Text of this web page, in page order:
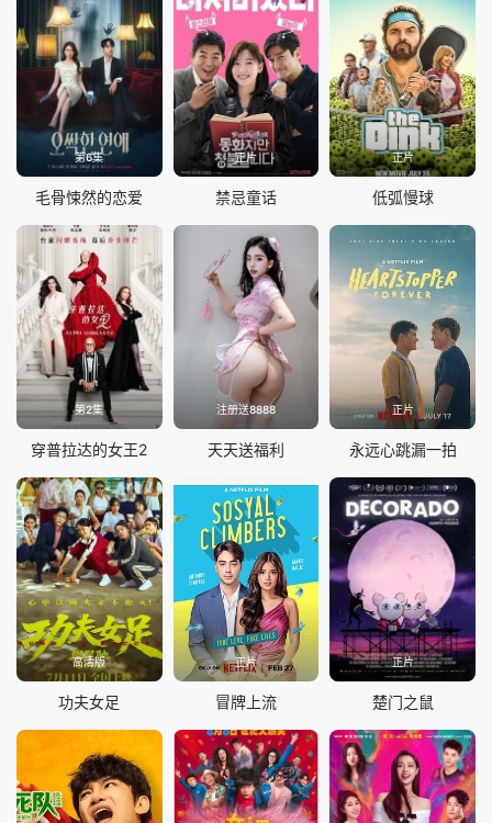
第6集
毛骨悚然的恋爱
正片
禁忌童话
正片
低弧慢球
第2集
穿普拉达的女王2
注册送8888
天天送福利
正片
永远心跳漏一拍
高清版
功夫女足
正片
冒牌上流
正片
楚门之鼠